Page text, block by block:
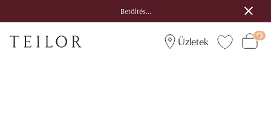
Betöltés...
Üzletek